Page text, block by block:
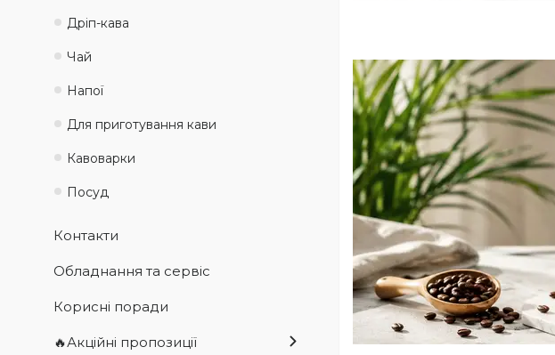
Дріп-кава
Чай
Напої
Для приготування кави
Кавоварки
Посуд
Контакти
Обладнання та сервіс
Корисні поради
🔥Акційні пропозиції